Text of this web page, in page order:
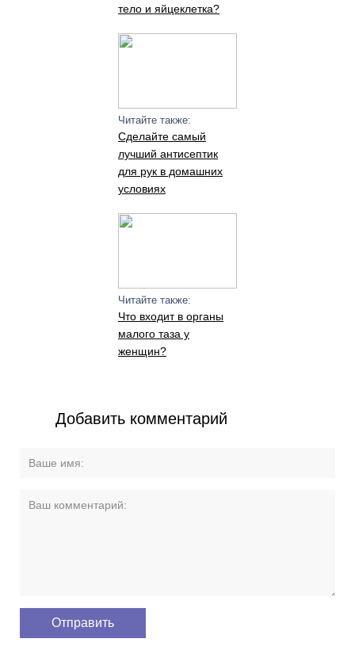
тело и яйцеклетка?
Читайте также:
Сделайте самый
лучший антисептик
для рук в домашних
условиях
Читайте также:
Что входит в органы
малого таза у
женщин?
Добавить комментарий